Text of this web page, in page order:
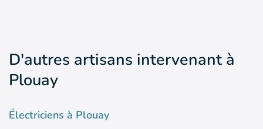
D'autres artisans intervenant à
Plouay
Électriciens à Plouay